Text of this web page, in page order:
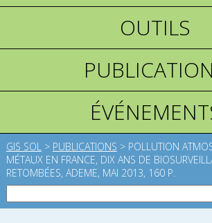
OUTILS
GIS SOL > PUBLICATIONS > POLLUTION
MÉTAUX EN FRANCE, DIX ANS DE
RETOMBÉES, ADEME, MAI 2013, 160 P.